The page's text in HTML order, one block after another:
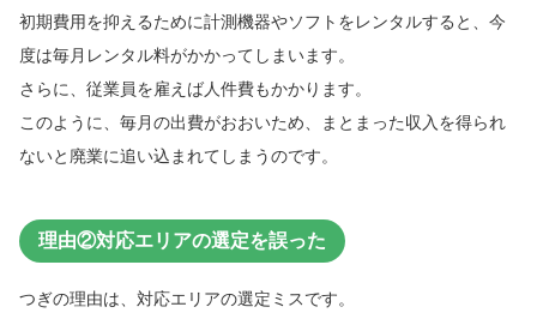
初期費用を抑えるために計測機器やソフトをレンタルすると、今
度は毎月レンタル料がかかってしまいます。
さらに、従業員を雇えば人件費もかかります。
このように、毎月の出費がおおいため、まとまった収入を得られ
ないと廃業に追い込まれてしまうのです。
理由②対応エリアの選定を誤った
つぎの理由は、対応エリアの選定ミスです。